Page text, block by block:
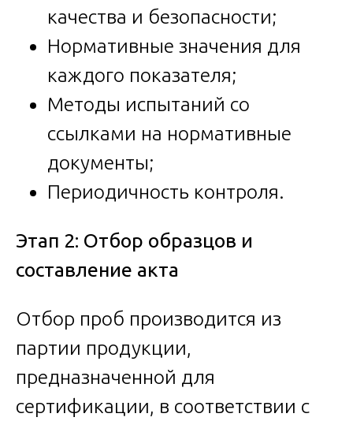
качества и безопасности;
Нормативные значения для
каждого показателя;
Методы испытаний со
ссылками на нормативные
документы;
Периодичность контроля.
Этап 2: Отбор образцов и
составление акта
Отбор проб производится из
партии продукции,
предназначенной для
сертификации, в соответствии с